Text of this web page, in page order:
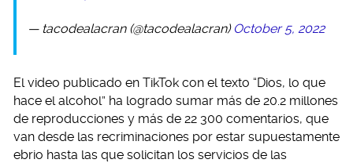
— tacodealacran (@tacodealacran) October 5, 2022
El video publicado en TikTok con el texto “Dios, lo que
hace el alcohol” ha logrado sumar más de 20.2 millones
de reproducciones y más de 22 300 comentarios, que
van desde las recriminaciones por estar supuestamente
ebrio hasta las que solicitan los servicios de las